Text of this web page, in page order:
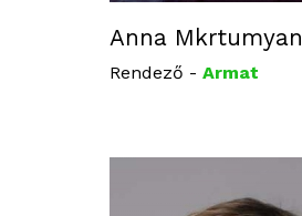
Anna Mkrtumyan
Rendező - Armat